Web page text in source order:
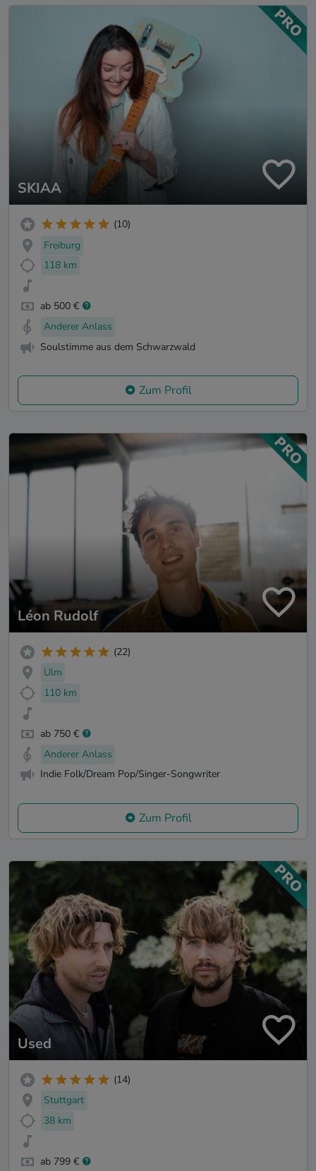
SKIAA
(10)
Freiburg
118 km
ab 500 €
Anderer Anlass
Soulstimme aus dem Schwarzwald
Zum Profil
Léon Rudolf
(22)
Ulm
110 km
ab 750 €
Anderer Anlass
Indie Folk/Dream Pop/Singer-Songwriter
Zum Profil
Used
(14)
Stuttgart
38 km
ab 799 €